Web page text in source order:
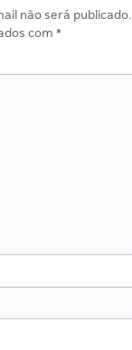
não será publicado.
com *